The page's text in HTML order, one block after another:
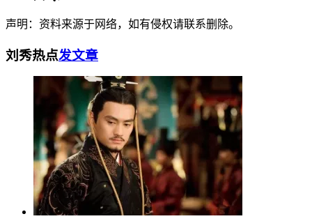
声明：资料来源于网络，如有侵权请联系删除。
刘秀热点发文章